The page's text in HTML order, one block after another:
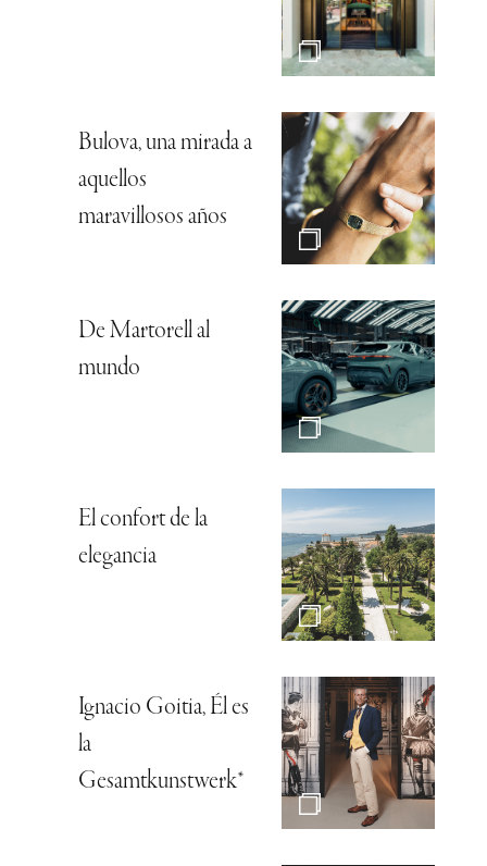
Bulova, una mirada a
aquellos
maravillosos años
De Martorell al
mundo
El confort de la
elegancia
Ignacio Goitia, Él es
la
Gesamtkunstwerk*